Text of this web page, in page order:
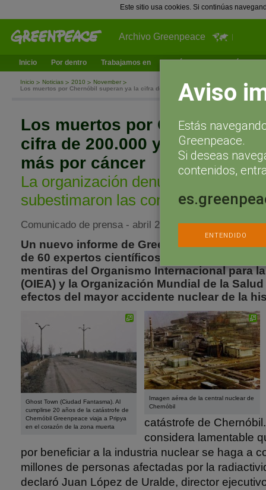
Este sitio usa cookies. Si continúas
Archivo Greenpeace
Inicio Por dentro Trabajamos en ¿Qué puedes hacer tú?
Inicio Noticias 2010
November
Los muertos por Chernóbil superan ya la cifra de 200.000 y se prevén otros 93.000
Los muertos por Chernóbil
cifra de 200.000 y se prevén
más por cáncer
La organización denuncia que el
subestimaron las consecuencias
Comunicado de prensa - abril 22, 2006
Un nuevo informe de Greenpeace en el que
de 60 expertos científicos de todo el mundo
mentiras del Organismo Internacional para
(OIEA) y la Organización Mundial de la
efectos del mayor accidente nuclear de la
Ghost Town (Ciudad Fantasma). Al
cumplirse 20 años de la catástrofe de
Chernóbil Greenpeace viaja a Pripya
en el corazón de la zona muerta
Imagen aérea de la central nuclear de
Chernóbil
catástrofe de
considera lamentable
por beneficiar a la industria nuclear se haga a
millones de personas afectadas por la
declaró Juan López de Uralde, director
Aviso
Estás
Greenpeace.
Si deseas
contenidos,
ENTENDIDO